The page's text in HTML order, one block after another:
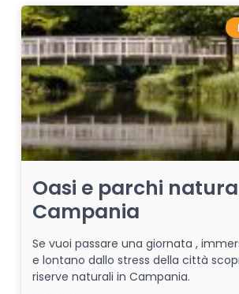
Oasi e parchi
Campania
Se vuoi passare una giornata ,
e lontano dallo stress della città
riserve naturali in Campania.